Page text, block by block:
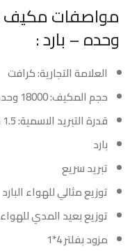
وحده – بارد :
العلامة التجارية: كرافت
حجم المكيف: 18000 وحده
قدرة التبريد الاسمية: 1.5 طن
بارد
تبريد سريع
توزيع مثالي للهواء البارد
توزيع بعيد المدي للهواء
مزود بفلتر 4*1